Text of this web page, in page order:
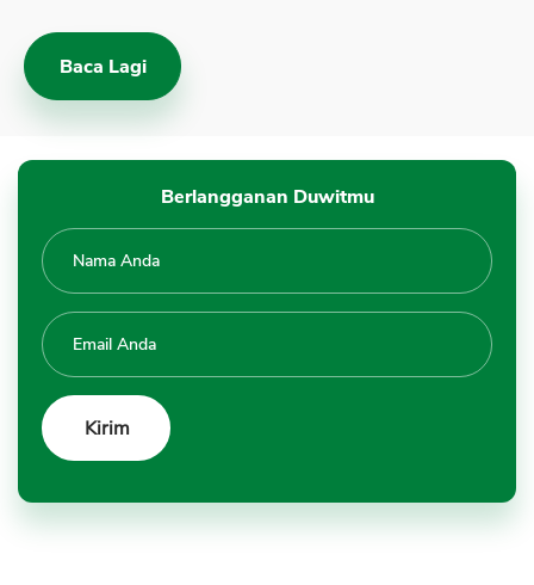
Asuransi Syariah
Baca Lagi
Berlangganan Duwitmu